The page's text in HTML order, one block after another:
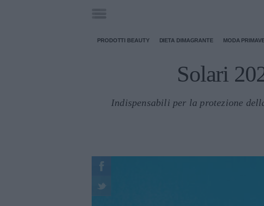
PRODOTTI BEAUTY DIETA DIMAGRANTE MODA
Solari
Indispensabili per la protezione